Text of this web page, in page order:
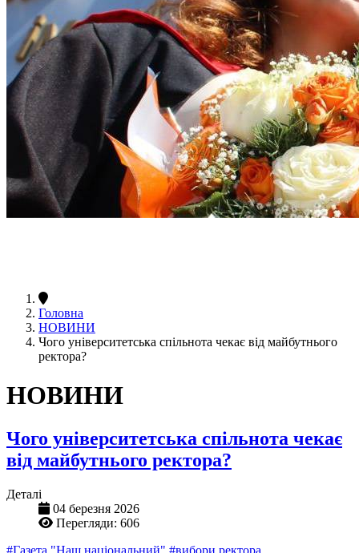
Головна
НОВИНИ
Чого університетська спільнота чекає від майбутнього
ректора?
НОВИНИ
Чого університетська спільнота чекає
від майбутнього ректора?
Деталі
04 березня 2026
Перегляди: 606
#Газета "Наш національний" #вибори ректора